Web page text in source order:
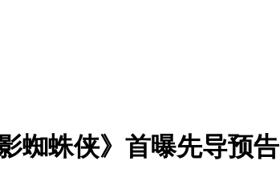
蜘蛛侠》首曝先导预告